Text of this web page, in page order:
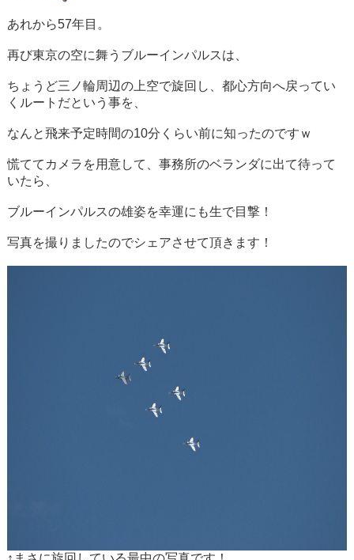
あれから57年目。
再び東京の空に舞うブルーインパルスは、
ちょうど三ノ輪周辺の上空で旋回し、都心方向へ戻ってい
くルートだという事を、
なんと飛来予定時間の10分くらい前に知ったのですｗ
慌ててカメラを用意して、事務所のベランダに出て待って
いたら、
ブルーインパルスの雄姿を幸運にも生で目撃！
写真を撮りましたのでシェアさせて頂きます！